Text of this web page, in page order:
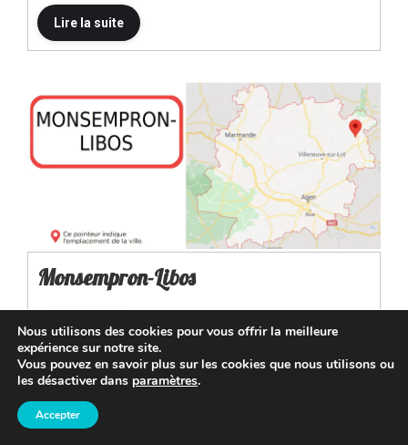
Monsempron-Libos
Nous utilisons des cookies pour vous offrir la meilleure
expérience sur notre site.
Vous pouvez en savoir plus sur les cookies que nous utilisons ou
les désactiver dans paramètres.
Accepter